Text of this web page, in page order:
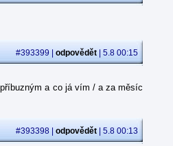
#393399 | odpovědět | 5.8 00:15
a co já vím / a za měsíc
#393398 | odpovědět | 5.8 00:13